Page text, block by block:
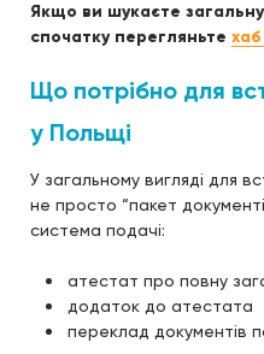
Якщо ви шукаєте
спочатку перегляньте
Що потрібно для
у Польщі
У загальному вигляді для
не просто “пакет
система подачі:
атестат про повну
додаток до атестата
переклад документів